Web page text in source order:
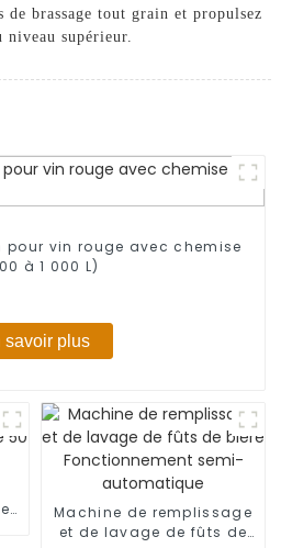
de brassage tout grain et propulsez
niveau supérieur.
pour vin rouge avec chemise
à 1 000 L)
savoir plus
Machine de remplissage
et de lavage de fûts de